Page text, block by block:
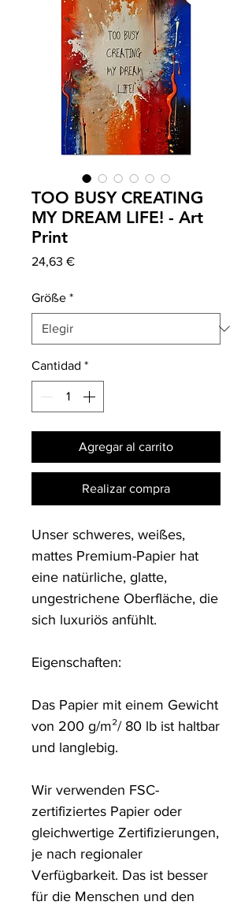
TOO BUSY CREATING
MY DREAM LIFE! - Art
Print
24,63 €Precio
Größe *
Cantidad *
Agregar al carrito
Realizar compra
Unser schweres, weißes,
mattes Premium-Papier hat
eine natürliche, glatte,
ungestrichene Oberfläche, die
sich luxuriös anfühlt.
Eigenschaften:
Das Papier mit einem Gewicht
von 200 g/m²/ 80 lb ist haltbar
und langlebig.
Wir verwenden FSC-
zertifiziertes Papier oder
gleichwertige Zertifizierungen,
je nach regionaler
Verfügbarkeit. Das ist besser
für die Menschen und den